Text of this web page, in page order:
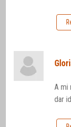
A mi
dar